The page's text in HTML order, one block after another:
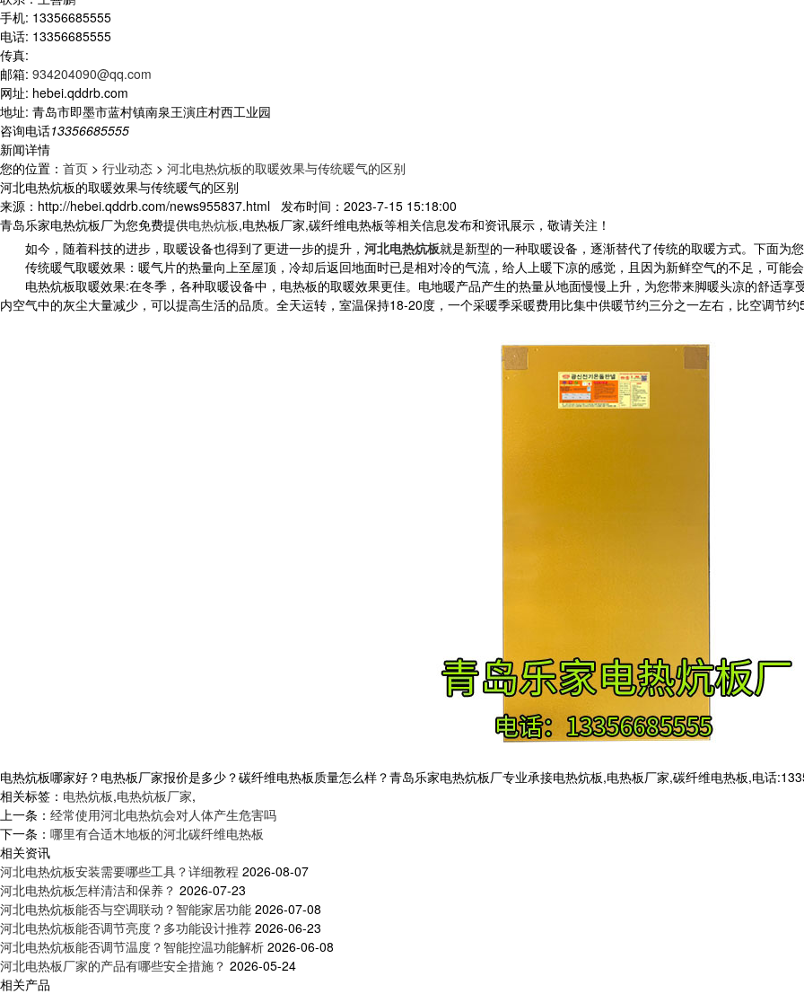
手机: 13356685555
电话: 13356685555
传真:
邮箱: 934204090@qq.com
网址: hebei.qddrb.com
地址: 青岛市即墨市蓝村镇南泉王演庄村西工业园
咨询电话13356685555
新闻详情
您的位置： 首页 > 行业动态 > 河北电热炕板的取暖效果与传统暖气的区别
河北电热炕板的取暖效果与传统暖气的区别
来源：http://hebei.qddrb.com/news955837.html 发布时间：2023-7-15 15:18:00
青岛乐家电热炕板厂为您免费提供电热炕板,电热板厂家,碳纤维电热板等相关信息发布和资讯展示，敬请关注！
如今，随着科技的进步，取暖设备也得到了更进一步的提升， 河北电热炕板就是新型的一种取暖设备，逐渐替代了传统的取暖方式。下面为
传统暖气取暖效果：暖气片的热量向上至屋顶，冷却后返回地面时已是相对冷的气流，给人上暖下凉的感觉，且因为新鲜空气的不足，可能会
电热炕板取暖效果:在冬季，各种取暖设备中，电热板的取暖效果更佳。电地暖产品产生的热量从地面慢慢上升，为您带来脚暖头凉的舒适享
内空气中的灰尘大量减少，可以提高生活的品质。全天运转，室温保持18-20度，一个采暖季采暖费用比集中供暖节约三分之一左右，比空调节
电热炕板哪家好？电热板厂家报价是多少？碳纤维电热板质量怎么样？青岛乐家电热炕板厂专业承接电热炕板,电热板厂家,碳纤维电热板,电话
相关标签： 电热炕板,电热炕板厂家,
上一条： 经常使用河北电热炕会对人体产生危害吗
下一条： 哪里有合适木地板的河北碳纤维电热板
相关资讯
河北电热炕板安装需要哪些工具？详细教程 2026-08-07
河北电热炕板怎样清洁和保养？ 2026-07-23
河北电热炕板能否与空调联动？智能家居功能 2026-07-08
河北电热炕板能否调节亮度？多功能设计推荐 2026-06-23
河北电热炕板能否调节温度？智能控温功能解析 2026-06-08
河北电热板厂家的产品有哪些安全措施？ 2026-05-24
相关产品